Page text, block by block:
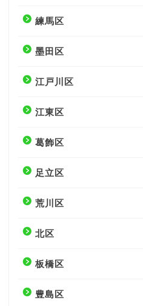
練馬区
墨田区
江戸川区
江東区
葛飾区
足立区
荒川区
北区
板橋区
豊島区